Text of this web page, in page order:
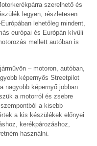
szerelhető és
legyen, részletesen
lehetőleg mindent,
európai és Európán kívüli
mellett autóban is
– motoron, autóban,
képernyős Streetpilot
nagyobb képernyő jobban
a motorról és zsebre
a kisebb
a kis készülékek előnyei
kerékpározáshoz,
használni.